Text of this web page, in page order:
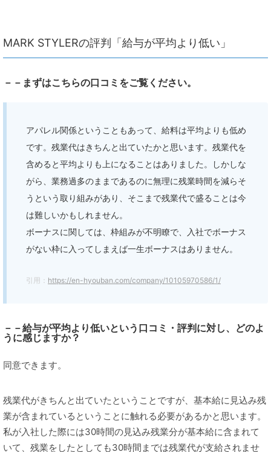
MARK STYLERの評判「給与が平均より低い」
－－まずはこちらの口コミをご覧ください。
アパレル関係ということもあって、給料は平均よりも低め
です。残業代はきちんと出ていたかと思います。残業代を
含めると平均よりも上になることはありました。しかしな
がら、業務過多のままであるのに無理に残業時間を減らそ
うという取り組みがあり、そこまで残業代で盛ることは今
は難しいかもしれません。
ボーナスに関しては、枠組みが不明瞭で、入社でボーナス
がない枠に入ってしまえば一生ボーナスはありません。
引用： https://en-hyouban.com/company/10105970586/1/
－－給与が平均より低いという口コミ・評判に対し、どのよ
うに感じますか？
同意できます。
残業代がきちんと出ていたということですが、基本給に見込み残
業が含まれているということに触れる必要があるかと思います。
私が入社した際には30時間の見込み残業分が基本給に含まれて
いて、残業をしたとしても30時間までは残業代が支給されませ